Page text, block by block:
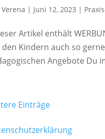
Verena | Juni 12, 2023 |
Artikel enthält
Kindern auch so
Angebote Du
Einträge